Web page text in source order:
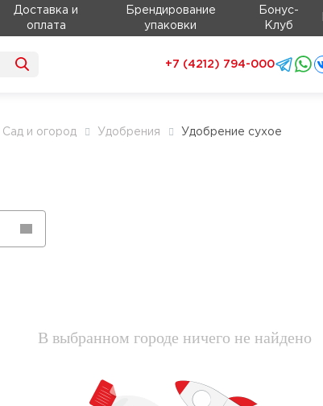
Доставка и
оплата
Брендирование
упаковки
Бонус-
Клуб
+7 (4212) 794-000
Сад и огород Удобрения Удобрение сухое
В выбранном городе ничего не найдено